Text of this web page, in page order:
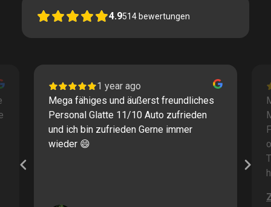
4.9514 bewertungen
1 year ago
Mega fähiges und äußerst freundliches
Personal Glatte 11/10 Auto zufrieden
und ich bin zufrieden Gerne immer
wieder 😄